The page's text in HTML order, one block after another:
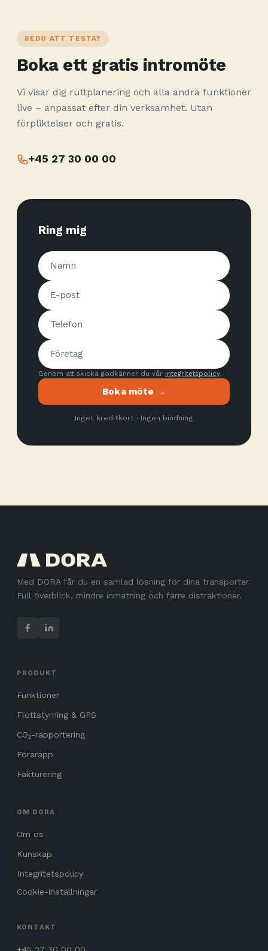
REDO ATT TESTA?
Boka ett gratis intromöte
Vi visar dig ruttplanering och alla andra funktioner
live – anpassat efter din verksamhet. Utan
förpliktelser och gratis.
+45 27 30 00 00
Ring mig
Genom att skicka godkänner du vår integritetspolicy.
Boka möte →
Inget kreditkort · Ingen bindning
Med DORA får du en samlad lösning för dina transporter.
Full överblick, mindre inmatning och färre distraktioner.
PRODUKT
Funktioner
Flottstyrning & GPS
CO₂-rapportering
Förarapp
Fakturering
OM DORA
Om os
Kunskap
Integritetspolicy
Cookie-inställningar
KONTAKT
+45 27 30 00 00